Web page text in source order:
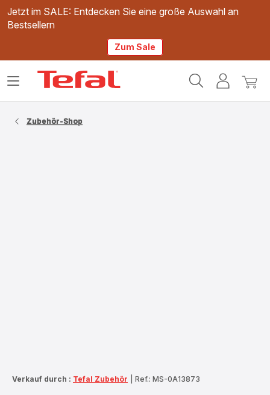
Jetzt im SALE: Entdecken Sie eine große Auswahl an
Bestsellern
Zum Sale
Mein
Mein
Das
Zubehör-Shop
Verkauf durch : Tefal Zubehör Ref.: MS-0A13873